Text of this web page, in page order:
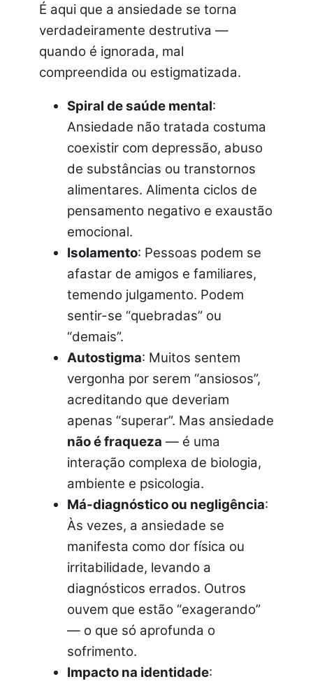
É aqui que a ansiedade se torna
verdadeiramente destrutiva —
quando é ignorada, mal
compreendida ou estigmatizada.
Spiral de saúde mental:
Ansiedade não tratada costuma
coexistir com depressão, abuso
de substâncias ou transtornos
alimentares. Alimenta ciclos de
pensamento negativo e exaustão
emocional.
Isolamento: Pessoas podem se
afastar de amigos e familiares,
temendo julgamento. Podem
sentir-se “quebradas” ou
“demais”.
Autostigma: Muitos sentem
vergonha por serem “ansiosos”,
acreditando que deveriam
apenas “superar”. Mas ansiedade
não é fraqueza — é uma
interação complexa de biologia,
ambiente e psicologia.
Má-diagnóstico ou negligência:
Às vezes, a ansiedade se
manifesta como dor física ou
irritabilidade, levando a
diagnósticos errados. Outros
ouvem que estão “exagerando”
— o que só aprofunda o
sofrimento.
Impacto na identidade: